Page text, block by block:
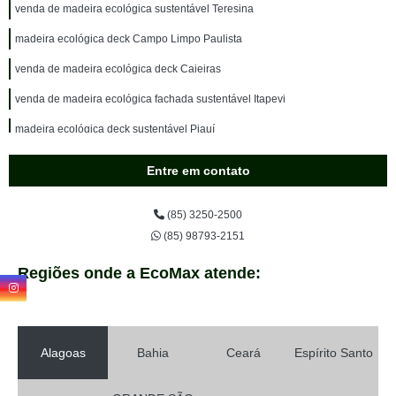
venda de madeira ecológica sustentável Teresina
madeira ecológica deck Campo Limpo Paulista
venda de madeira ecológica deck Caieiras
venda de madeira ecológica fachada sustentável Itapevi
madeira ecológica deck sustentável Piauí
onde vende madeira ecológica deck sustentável Caierias
madeira ecológica para fachada Ribeirão das Neves
onde vende madeira ecológica sustentável Bahia
Entre em contato
(85) 3250-2500
(85) 98793-2151
Regiões onde a EcoMax atende:
Alagoas Bahia Ceará Espírito Santo